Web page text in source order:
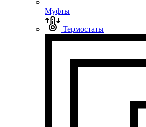
Муфты
Термостаты